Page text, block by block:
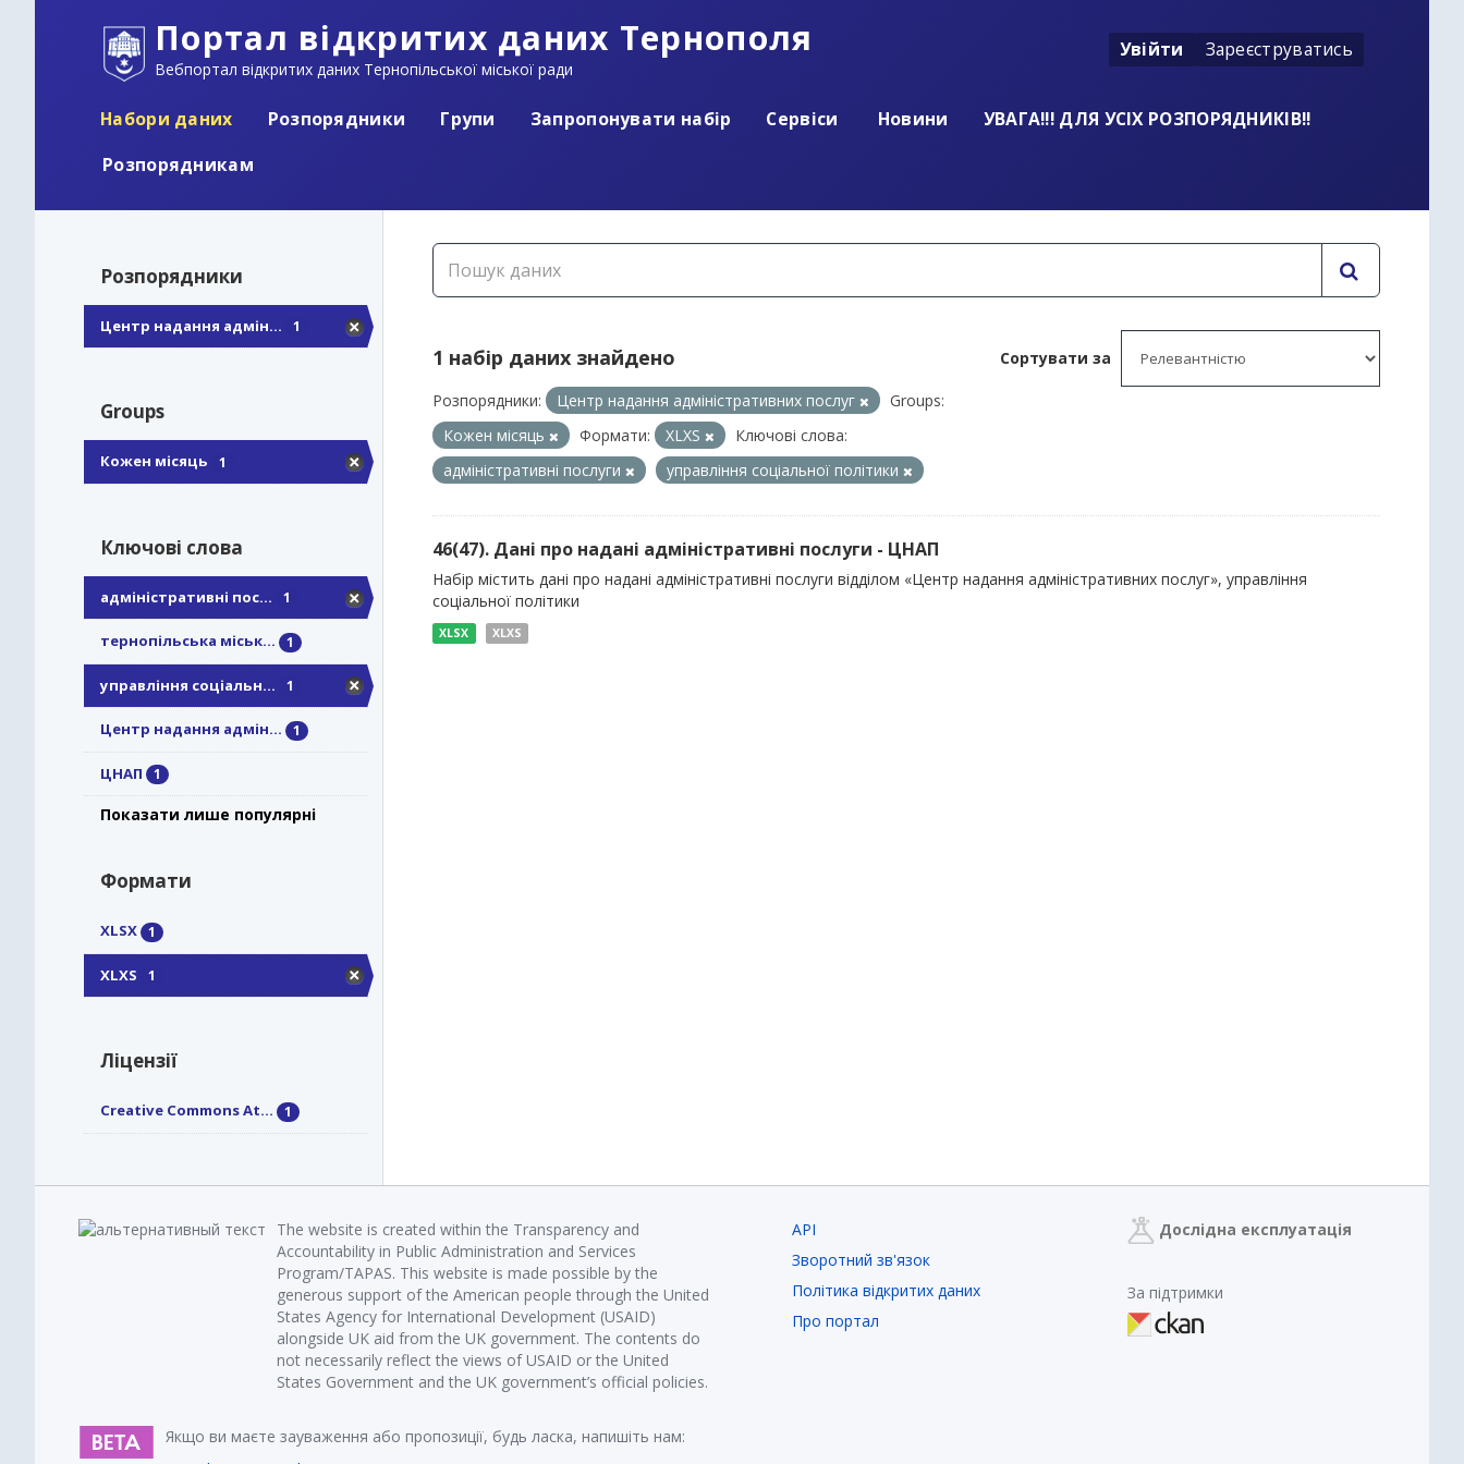
Портал відкритих даних Тернополя
Вебпортал відкритих даних Тернопільської міської ради
Увійти Зареєструватись
Набори даних Розпорядники Групи Запропонувати набір Сервіси Новини
УВАГА!!! ДЛЯ УСІХ РОЗПОРЯДНИКІВ!!
Розпорядникам
Розпорядники
Центр надання адмін... 1
Groups
Кожен місяць 1
Ключові слова
адміністративні пос... 1
тернопільська міськ... 1
управління соціальн... 1
Центр надання адмін... 1
ЦНАП 1
Показати лише популярні
Формати
XLSX 1
XLXS 1
Ліцензії
Creative Commons At... 1
Сортувати за
1 набір даних знайдено
Розпорядники: Центр надання адміністративних послуг
Groups:
Кожен місяць
Формати: XLXS
Ключові слова:
адміністративні послуги
управління соціальної політики
46(47). Дані про надані адміністративні послуги - ЦНАП
Набір містить дані про надані адміністративні послуги відділом «Центр надання адміністративних послуг», управління
соціальної політики
XLSX XLXS
The website is created within the Transparency and
Accountability in Public Administration and Services
Program/TAPAS. This website is made possible by the
generous support of the American people through the United
States Agency for International Development (USAID)
alongside UK aid from the UK government. The contents do
not necessarily reflect the views of USAID or the United
States Government and the UK government’s official policies.
Якщо ви маєте зауваження або пропозиції, будь ласка, напишіть нам:
API
Зворотний зв'язок
Політика відкритих даних
Про портал
Дослідна експлуатація
За підтримки